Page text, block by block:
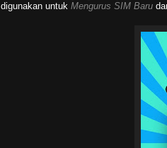
digunakan untuk Mengurus SIM Baru